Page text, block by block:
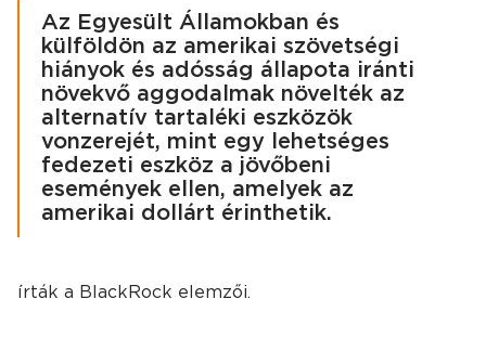
Az Egyesült Államokban és
külföldön az amerikai szövetségi
hiányok és adósság állapota iránti
növekvő aggodalmak növelték az
alternatív tartaléki eszközök
vonzerejét, mint egy lehetséges
fedezeti eszköz a jövőbeni
események ellen, amelyek az
amerikai dollárt érinthetik.
írták a BlackRock elemzői.